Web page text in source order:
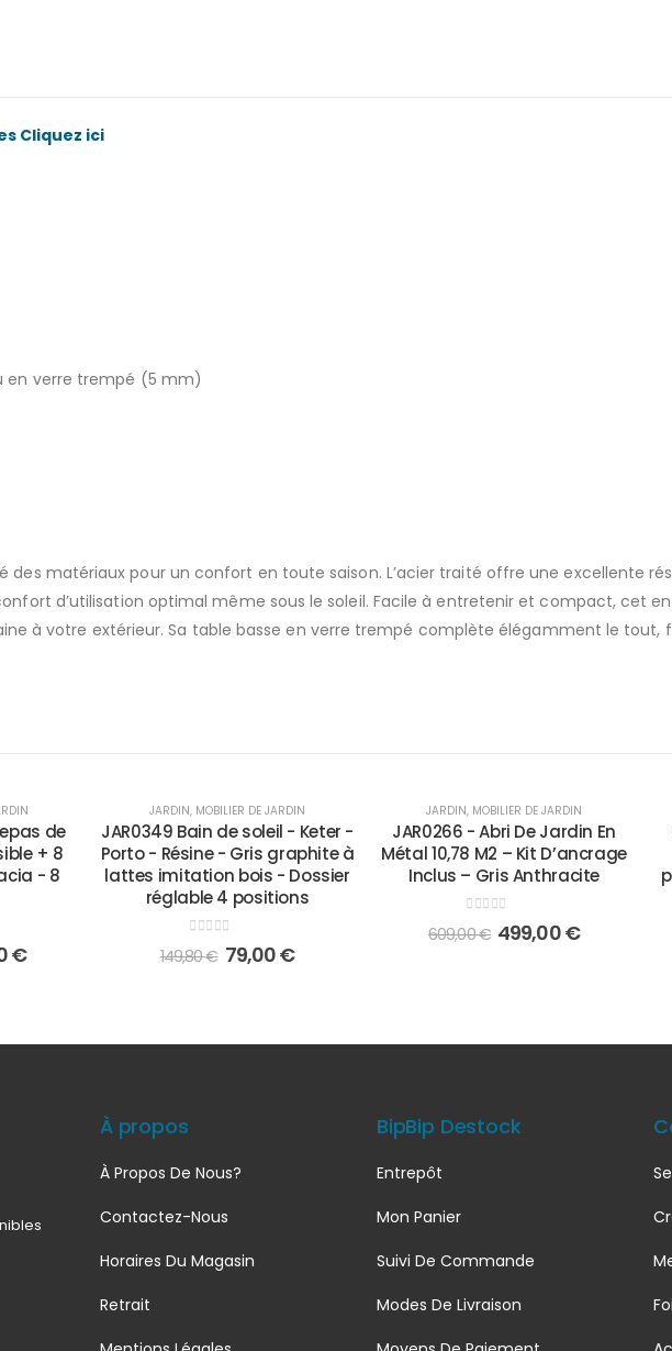
Cliquez ici
en verre trempé (5 mm)
des matériaux pour un confort en toute saison. L’acier traité offre une excellente
d’utilisation optimal même sous le soleil. Facile à entretenir et compact, cet
à votre extérieur. Sa table basse en verre trempé complète élégamment le tout,
de
+ 8
- 8
€
JARDIN, MOBILIER DE JARDIN
JAR0349 Bain de soleil - Keter -
Porto - Résine - Gris graphite à
lattes imitation bois - Dossier
réglable 4 positions
out of 5
149,80€ 79,00€
JARDIN, MOBILIER DE JARDIN
JAR0266 - Abri De Jardin En
Métal 10,78 M2 – Kit D’ancrage
Inclus – Gris Anthracite
out of 5
609,00€ 499,00€
À propos
À Propos De Nous?
Contactez-Nous
Horaires Du Magasin
Retrait
BipBip Destock
Entrepôt
Mon Panier
Suivi De Commande
Modes De Livraison